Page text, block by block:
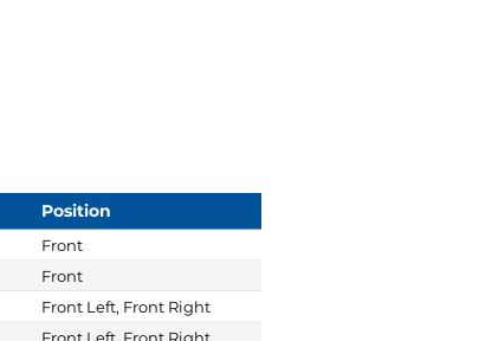
Position
Front
Front
Front Left, Front Right
Front Left, Front Right